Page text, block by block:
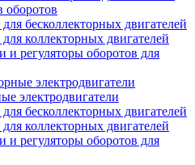
оборотов
бесколлекторных двигателей
коллекторных двигателей
и регуляторы оборотов для
электродвигатели
электродвигатели
бесколлекторных двигателей
коллекторных двигателей
и регуляторы оборотов для